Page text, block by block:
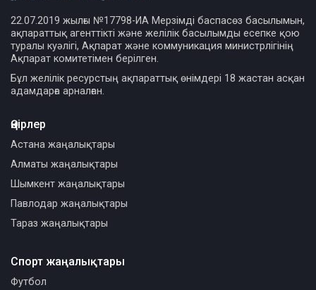
22.07.2019 жылғы №17798-ИА Мерзімді баспасөз басылымын,
ақпараттық агенттікті және желілік басылымды есепке қою
туралы куәлігі, Ақпарат және коммуникация министрлігінің
Ақпарат комитетімен берілген.
Бұл желілік ресурстың ақпараттық өнімдері 18 жастан асқан
адамдарға арналған.
Өңірлер
Астана жаңалықтары
Алматы жаңалықтары
Шымкент жаңалықтары
Павлодар жаңалықтары
Тараз жаңалықтары
Спорт жаңалықтары
Футбол